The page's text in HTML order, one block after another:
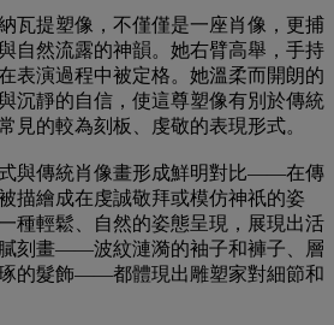
瓦提塑像，不僅僅是一座肖像，更捕
自然流露的神韻。她右臂高舉，手持
表演過程中被定格。她溫柔而開朗的
沉靜的自信，使這尊塑像有別於傳統
見的較為刻板、虔敬的表現形式。
與傳統肖像畫形成鮮明對比——在傳
描繪成在虔誠敬拜或模仿神祇的姿
種輕鬆、自然的姿態呈現，展現出活
刻畫——波紋漣漪的袖子和褲子、層
的髮飾——都體現出雕塑家對細節和